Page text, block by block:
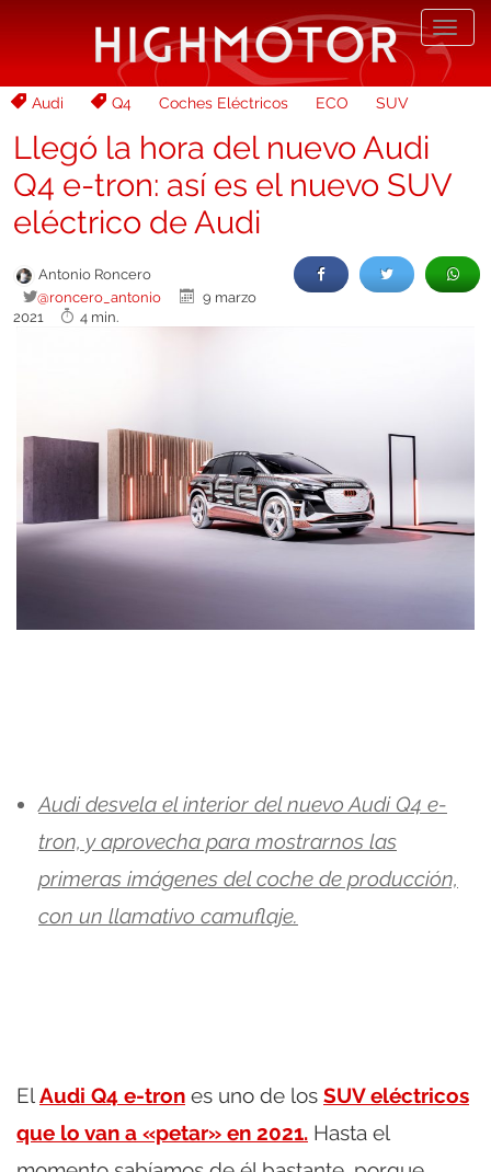
Audi Q4 Coches Eléctricos ECO SUV
Llegó la hora del nuevo Audi
Q4 e-tron: así es el nuevo SUV
eléctrico de Audi
Antonio Roncero
@roncero_antonio
9 marzo
2021
4 min.
Audi desvela el interior del nuevo Audi Q4 e-
tron, y aprovecha para mostrarnos las
primeras imágenes del coche de producción,
con un llamativo camuflaje.
ElAudi Q4 e-tron es uno de los SUV eléctricos
que lo van a «petar» en 2021. Hasta el